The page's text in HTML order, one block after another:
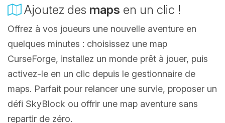
Ajoutez des maps en un clic !
Offrez à vos joueurs une nouvelle aventure en
quelques minutes : choisissez une map
CurseForge, installez un monde prêt à jouer, puis
activez-le en un clic depuis le gestionnaire de
maps. Parfait pour relancer une survie, proposer un
défi SkyBlock ou offrir une map aventure sans
repartir de zéro.